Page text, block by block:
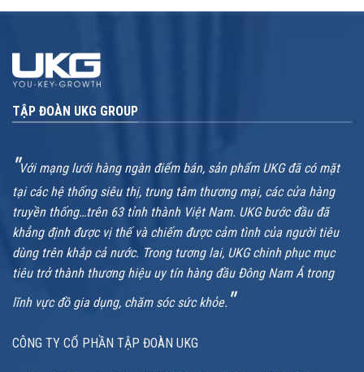
TẬP ĐOÀN UKG GROUP
"Với mạng lưới hàng ngàn điểm bán, sản phẩm UKG đã có mặt
tại các hệ thống siêu thị, trung tâm thương mại, các cửa hàng
truyền thống…trên 63 tỉnh thành Việt Nam. UKG bước đầu đã
khẳng định được vị thế và chiếm được cảm tình của người tiêu
dùng trên khắp cả nước. Trong tương lai, UKG chinh phục mục
tiêu trở thành thương hiệu uy tín hàng đầu Đông Nam Á trong
lĩnh vực đồ gia dụng, chăm sóc sức khỏe. "
CÔNG TY CỔ PHẦN TẬP ĐOÀN UKG